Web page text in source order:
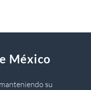
México
su